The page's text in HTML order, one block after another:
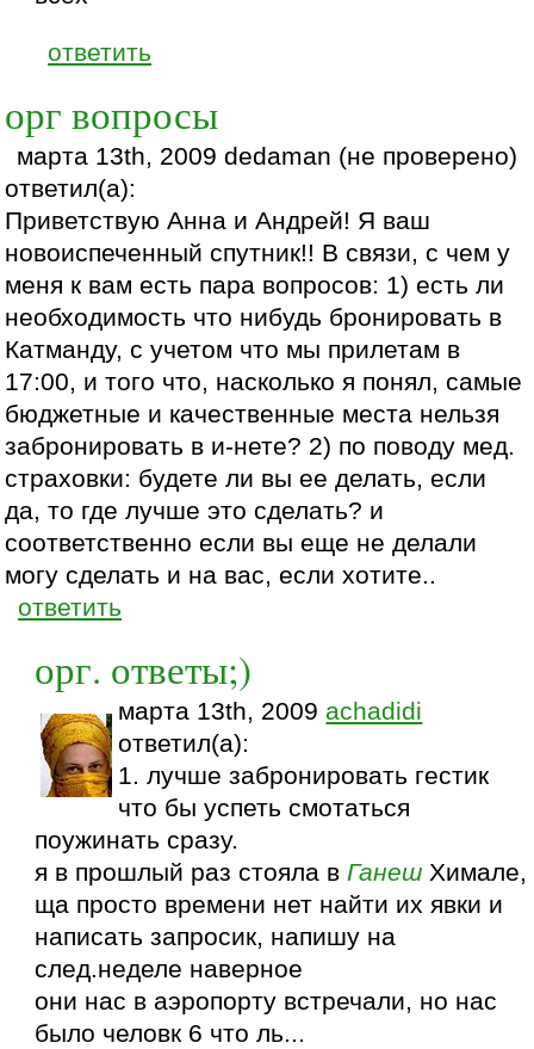
ответить
орг вопросы
марта 13th, 2009 dedaman (не проверено)
ответил(а):
Приветствую Анна и Андрей! Я ваш
новоиспеченный спутник!! В связи, с чем у
меня к вам есть пара вопросов: 1) есть ли
необходимость что нибудь бронировать в
Катманду, с учетом что мы прилетам в
17:00, и того что, насколько я понял, самые
бюджетные и качественные места нельзя
забронировать в и-нете? 2) по поводу мед.
страховки: будете ли вы ее делать, если
да, то где лучше это сделать? и
соответственно если вы еще не делали
могу сделать и на вас, если хотите..
ответить
орг. ответы;)
марта 13th, 2009 achadidi
ответил(а):
1. лучше забронировать гестик
что бы успеть смотаться
поужинать сразу.
я в прошлый раз стояла вГанеш Химале,
ща просто времени нет найти их явки и
написать запросик, напишу на
след.неделе наверное
они нас в аэропорту встречали, но нас
было человк 6 что ль...